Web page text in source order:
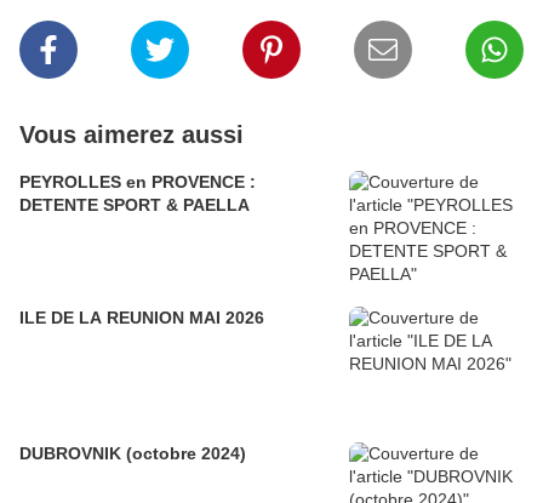
Vous aimerez aussi
PEYROLLES en PROVENCE :
DETENTE SPORT & PAELLA
ILE DE LA REUNION MAI 2026
DUBROVNIK (octobre 2024)